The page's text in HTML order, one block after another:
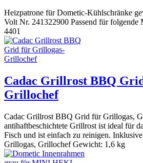
Heizpatrone für Dometic-Kühlschränke
Volt Nr. 241322900 Passend für
4401
Cadac Grillrost BBQ
Grillochef
Cadac Grillrost BBQ Grid für Grillogas,
antihaftbeschichtete Grillrost ist ideal für
Fisch und ist einfach zu reinigen.
Grillogas, Grillochef Gewicht: 1,6 kg